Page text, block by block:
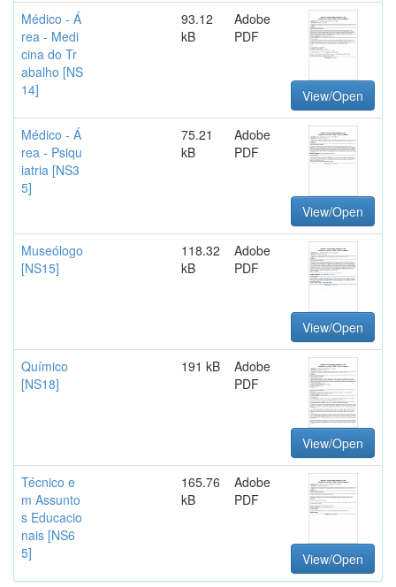
Médico - Á
rea - Medi
cina do Tr
abalho [NS
14]
93.12
kB
Adobe
PDF
View/Open
Médico - Á
rea - Psiqu
iatria [NS3
5]
75.21
kB
Adobe
PDF
View/Open
Museólogo
[NS15]
118.32
kB
Adobe
PDF
View/Open
Químico
[NS18]
191 kB
Adobe
PDF
View/Open
Técnico e
m Assunto
s Educacio
nais [NS6
5]
165.76
kB
Adobe
PDF
View/Open